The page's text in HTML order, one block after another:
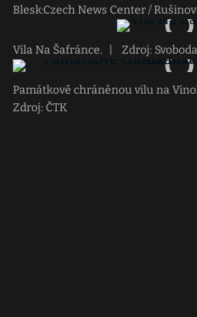
Blesk:Czech News Center /
Vila Na Šafránce. Zdroj:
Památkově chráněnou vilu na
Zdroj: ČTK